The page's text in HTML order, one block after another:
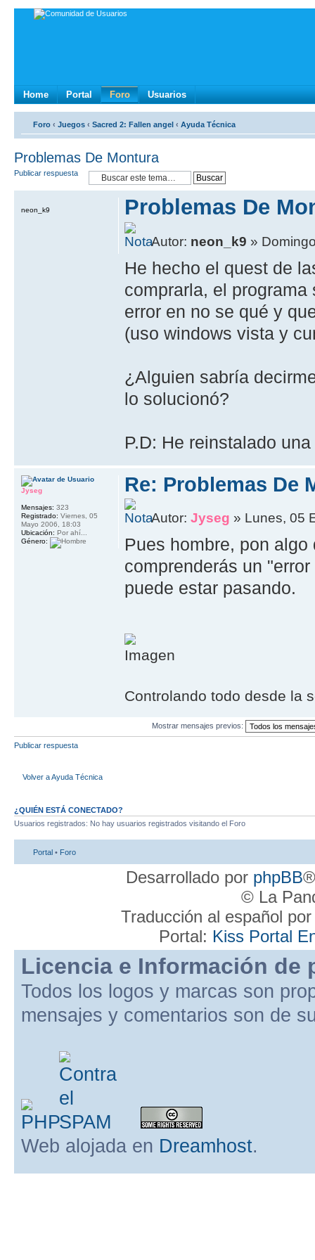
Home Portal Foro Usuarios
Foro ‹ Juegos ‹ Sacred 2: Fallen angel ‹ Ayuda Técnica
Problemas De Montura
Publicar respuesta
Problemas De
Autor: neon_k9 »
He hecho el quest de
comprarla, el
error en no se qué y
(uso windows vista y
¿Alguien sabría
lo solucionó?
P.D: He reinstalado
neon_k9
Re: Problemas De
Autor:Jyseg » Lunes, 05
Pues hombre, pon
comprenderás un
puede estar pasando.
Controlando todo desde la
Jyseg
Mensajes: 323
Registrado: Viernes, 05
Mayo 2006, 18:03
Ubicación: Por ahí...
Género:
Mostrar mensajes previos:
Publicar respuesta
Volver a Ayuda Técnica
¿QUIÉN ESTÁ CONECTADO?
Usuarios registrados: No hay usuarios registrados visitando el Foro
Portal • Foro
Desarrollado por phpBB
© La
Traducción al español
Portal: Kiss Portal
Licencia e Información de
Todos los logos y marcas son
mensajes y comentarios son de
Web alojada en Dreamhost.